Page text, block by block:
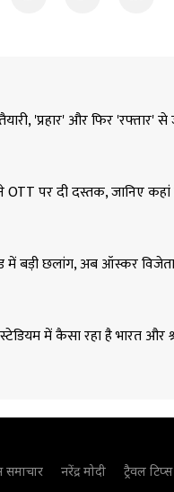
'प्रहार' और फिर
पर दी दस्तक, जानिए
में बड़ी छलांग, अब ऑस्कर
में कैसा रहा है भारत और
समाचार नरेंद्र मोदी ट्रैवल टिप्स